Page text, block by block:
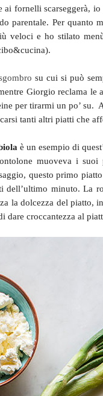
ai fornelli scarseggerà,
parentale. Per quanto
veloci e ho stilato
su cui si può
Giorgio reclama
per tirarmi un po’ su.
tanti altri piatti che
è un esempio di
muoveva i
questo primo
minuto. La
la dolcezza del piatto,
dare croccantezza al